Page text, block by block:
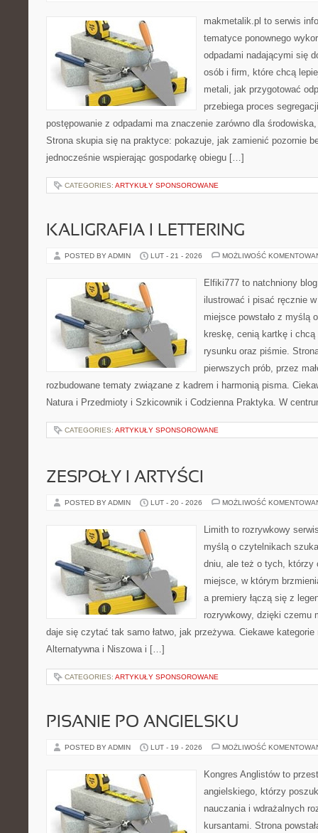
makmetalik.pl to serwis
tematyce ponownego
odpadami nadającymi się
osób i firm, które chcą
metali, jak przygotować
przebiega proces
postępowanie z odpadami ma znaczenie zarówno dla
Strona skupia się na praktyce: pokazuje, jak zamienić pozornie
jednocześnie wspierając gospodarkę obiegu […]
CATEGORIES: ARTYKUŁY SPONSOROWANE
KALIGRAFIA I LETTERING
POSTED BY ADMIN LUT - 21 - 2026 MOŻLIWOŚĆ
Elfiki777 to natchniony
ilustrować i pisać ręcznie
miejsce powstało z myślą
kreskę, cenią kartkę i chcą
rysunku oraz piśmie.
pierwszych prób, przez
rozbudowane tematy związane z kadrem i harmonią pisma.
Natura i Przedmioty i Szkicownik i Codzienna Praktyka. W
CATEGORIES: ARTYKUŁY SPONSOROWANE
ZESPOŁY I ARTYŚCI
POSTED BY ADMIN LUT - 20 - 2026 MOŻLIWOŚĆ
Limith to rozrywkowy
myślą o czytelnikach
dniu, ale też o tych, którzy
miejsce, w którym
a premiery łączą się z
rozrywkowy, dzięki czemu
daje się czytać tak samo łatwo, jak przeżywa. Ciekawe
Alternatywna i Niszowa i […]
CATEGORIES: ARTYKUŁY SPONSOROWANE
PISANIE PO ANGIELSKU
POSTED BY ADMIN LUT - 19 - 2026 MOŻLIWOŚĆ
Kongres Anglistów to
angielskiego, którzy
nauczania i wdrażalnych
kursantami. Strona